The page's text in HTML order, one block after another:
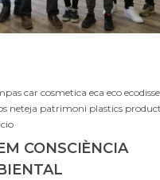
car cosmetica eca eco
neteja patrimoni plastics
CONSCIÈNCIA